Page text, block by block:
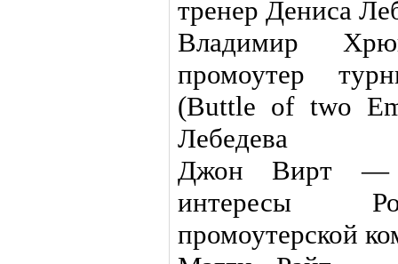
тренер Дениса
Владимир
промоутер
(Buttle of two
Лебедева
Джон Вирт —
интересы
промоутерской